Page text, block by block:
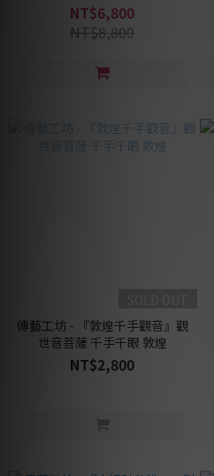
NT$6,800
NT$8,800
傳藝工坊 - 『敦煌千手觀音』觀
世音菩薩 千手千眼 敦煌
NT$2,800